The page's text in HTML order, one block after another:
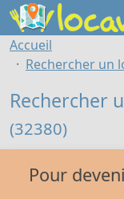
Accueil
Rechercher un
Rechercher
(32380)
Pour